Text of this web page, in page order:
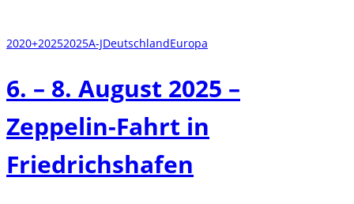
2020+20252025A-JDeutschlandEuropa
6. – 8. August 2025 –
Zeppelin-Fahrt in
Friedrichshafen